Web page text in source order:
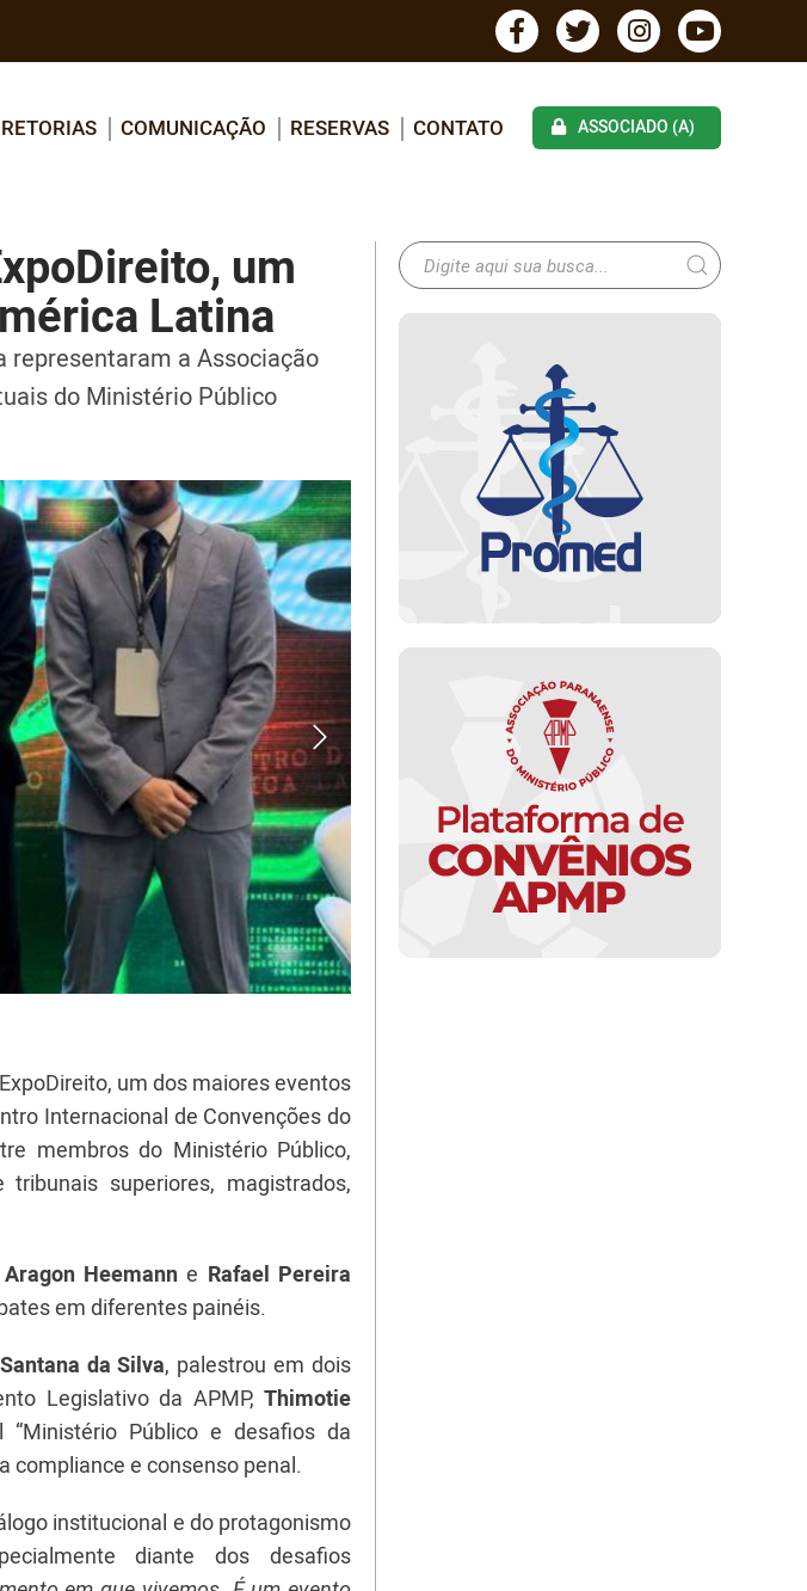
COMUNICAÇÃO RESERVAS CONTATO ASSOCIADO (A)
um
Latina
representaram a Associação
do Ministério Público
um dos maiores eventos
Internacional de Convenções do
membros do Ministério Público,
superiores, magistrados,
Heemanne Rafael Pereira
em diferentes painéis.
da Silva, palestrou em dois
Legislativo da APMP, Thimotie
Público e desafios da
compliance e consenso penal.
institucional e do protagonismo
diante dos desafios